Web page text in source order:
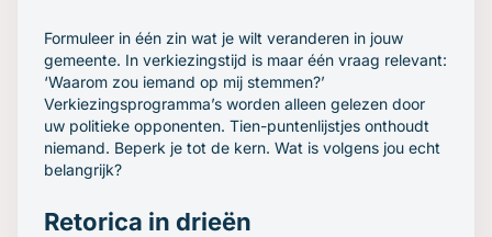
Formuleer in één zin wat je wilt veranderen in jouw
gemeente. In verkiezingstijd is maar één vraag relevant:
‘Waarom zou iemand op mij stemmen?’
Verkiezingsprogramma’s worden alleen gelezen door
uw politieke opponenten. Tien-puntenlijstjes onthoudt
niemand. Beperk je tot de kern. Wat is volgens jou echt
belangrijk?
Retorica in drieën